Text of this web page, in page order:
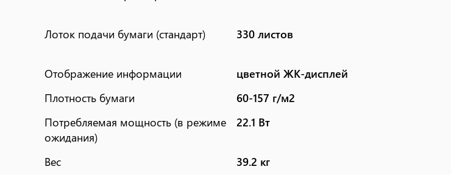
Лоток подачи бумаги (стандарт) 330 листов
Отображение информации
цветной ЖК-дисплей
Плотность бумаги
60-157 г/м2
Потребляемая мощность (в режиме
ожидания)
22.1 Вт
Вес
39.2 кг